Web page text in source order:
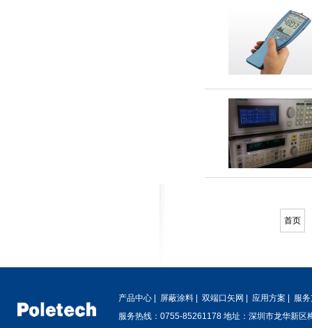
首页
产品中心 屏蔽涂料 双端口矢网 应用方案
服
服务热线：0755-85261178 地址：深圳市龙华新区